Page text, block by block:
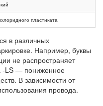
пластиката
в различных
Например, буквы
не распространяет
-LS — пониженное
В зависимости от
провода.